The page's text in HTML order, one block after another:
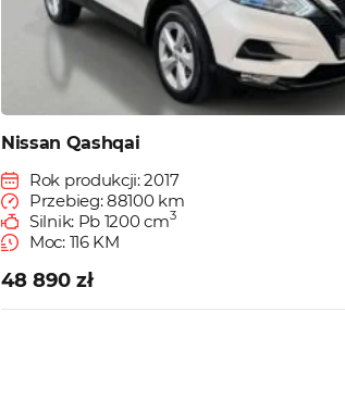
Nissan Qashqai
Rok produkcji: 2017
Przebieg: 88100 km
Silnik: Pb 1200 cm3
Moc: 116 KM
48 890 zł